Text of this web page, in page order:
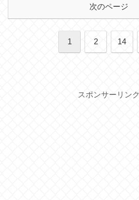
次のページ
1 2 14
スポンサーリンク